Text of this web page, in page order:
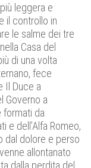
leggera e
il controllo in
le salme dei tre
Casa del
di una volta
fece
Il Duce a
Governo a
formati da
e dell’Alfa Romeo,
dal dolore e perso
allontanato
dalla perdita del